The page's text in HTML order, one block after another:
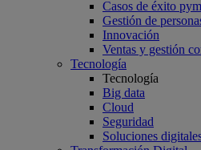
Casos de éxito
Gestión de
Innovación
Ventas y gestión
Tecnología
Tecnología
Big data
Cloud
Seguridad
Soluciones